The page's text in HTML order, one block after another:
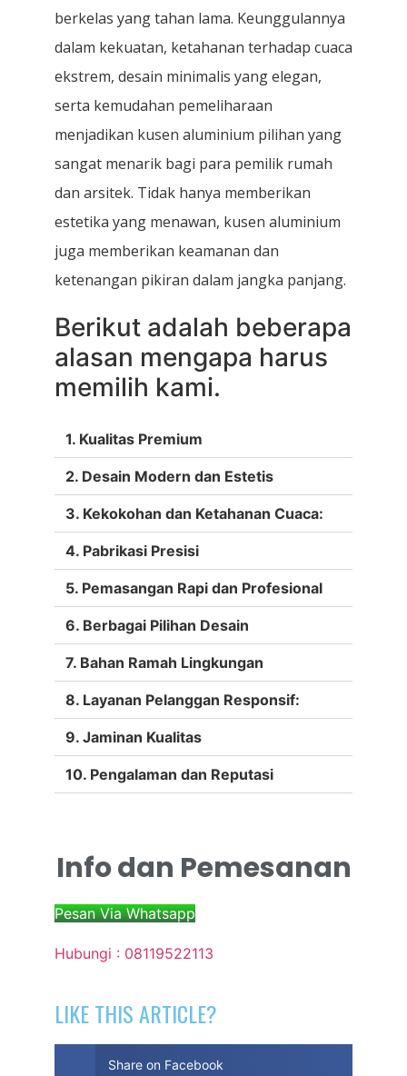
berkelas yang tahan lama. Keunggulannya
dalam kekuatan, ketahanan terhadap cuaca
ekstrem, desain minimalis yang elegan,
serta kemudahan pemeliharaan
menjadikan kusen aluminium pilihan yang
sangat menarik bagi para pemilik rumah
dan arsitek. Tidak hanya memberikan
estetika yang menawan, kusen aluminium
juga memberikan keamanan dan
ketenangan pikiran dalam jangka panjang.
Berikut adalah beberapa
alasan mengapa harus
memilih kami.
1. Kualitas Premium
2. Desain Modern dan Estetis
3. Kekokohan dan Ketahanan Cuaca:
4. Pabrikasi Presisi
5. Pemasangan Rapi dan Profesional
6. Berbagai Pilihan Desain
7. Bahan Ramah Lingkungan
8. Layanan Pelanggan Responsif:
9. Jaminan Kualitas
10. Pengalaman dan Reputasi
Info dan Pemesanan
Pesan Via Whatsapp
Hubungi : 08119522113
LIKE THIS ARTICLE?
Share on Facebook